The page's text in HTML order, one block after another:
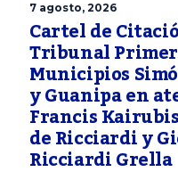
7 agosto, 2026
Cartel de
Tribunal
Municipios
y Guanipa en
Francis
de Ricciardi y
Ricciardi Grella